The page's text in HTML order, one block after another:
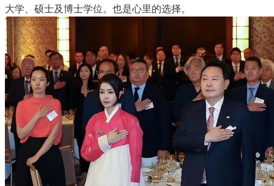
大学、硕士及博士学位。也是心里的选择。